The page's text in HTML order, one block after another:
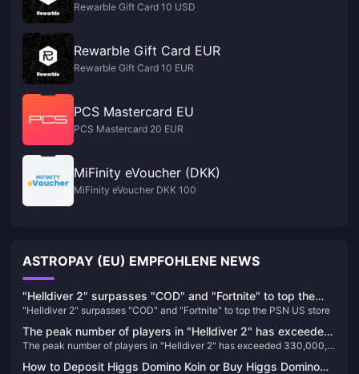
Rewarble Gift Card 10 USD
Rewarble Gift Card EUR
Rewarble Gift Card 10 EUR
PCS Mastercard EU
PCS Mastercard 20 EUR
MiFinity eVoucher (DKK)
MiFinity eVoucher DKK 100
ASTROPAY (EU) EMPFOHLENE NEWS
"Helldiver 2" surpasses "COD" and "Fortnite" to top the
PSN US store
"Helldiver 2" surpasses "COD" and "Fortnite" to top the PSN US store
The peak number of players in "Helldiver 2" has exceeded
330,000, and the official is working hard to increase the
server capacity
The peak number of players in "Helldiver 2" has exceeded 330,000,
How to Deposit Higgs Domino Koin or Buy Higgs Domino